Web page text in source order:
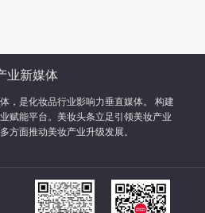
业新媒体
，是化妆品行业影响力垂直媒体。 构建
赋能平台。美妆头条立足引领美妆产业
方面推动美妆产业升级发展。